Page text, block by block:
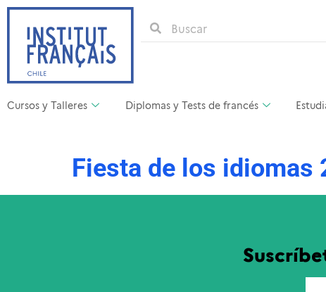
Cursos y Talleres Diplomas y Tests de francés
Fiesta de los idiomas